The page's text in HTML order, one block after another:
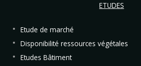
ETUDES
Etude de marché
Disponibilité ressources végétales
Etudes Bâtiment